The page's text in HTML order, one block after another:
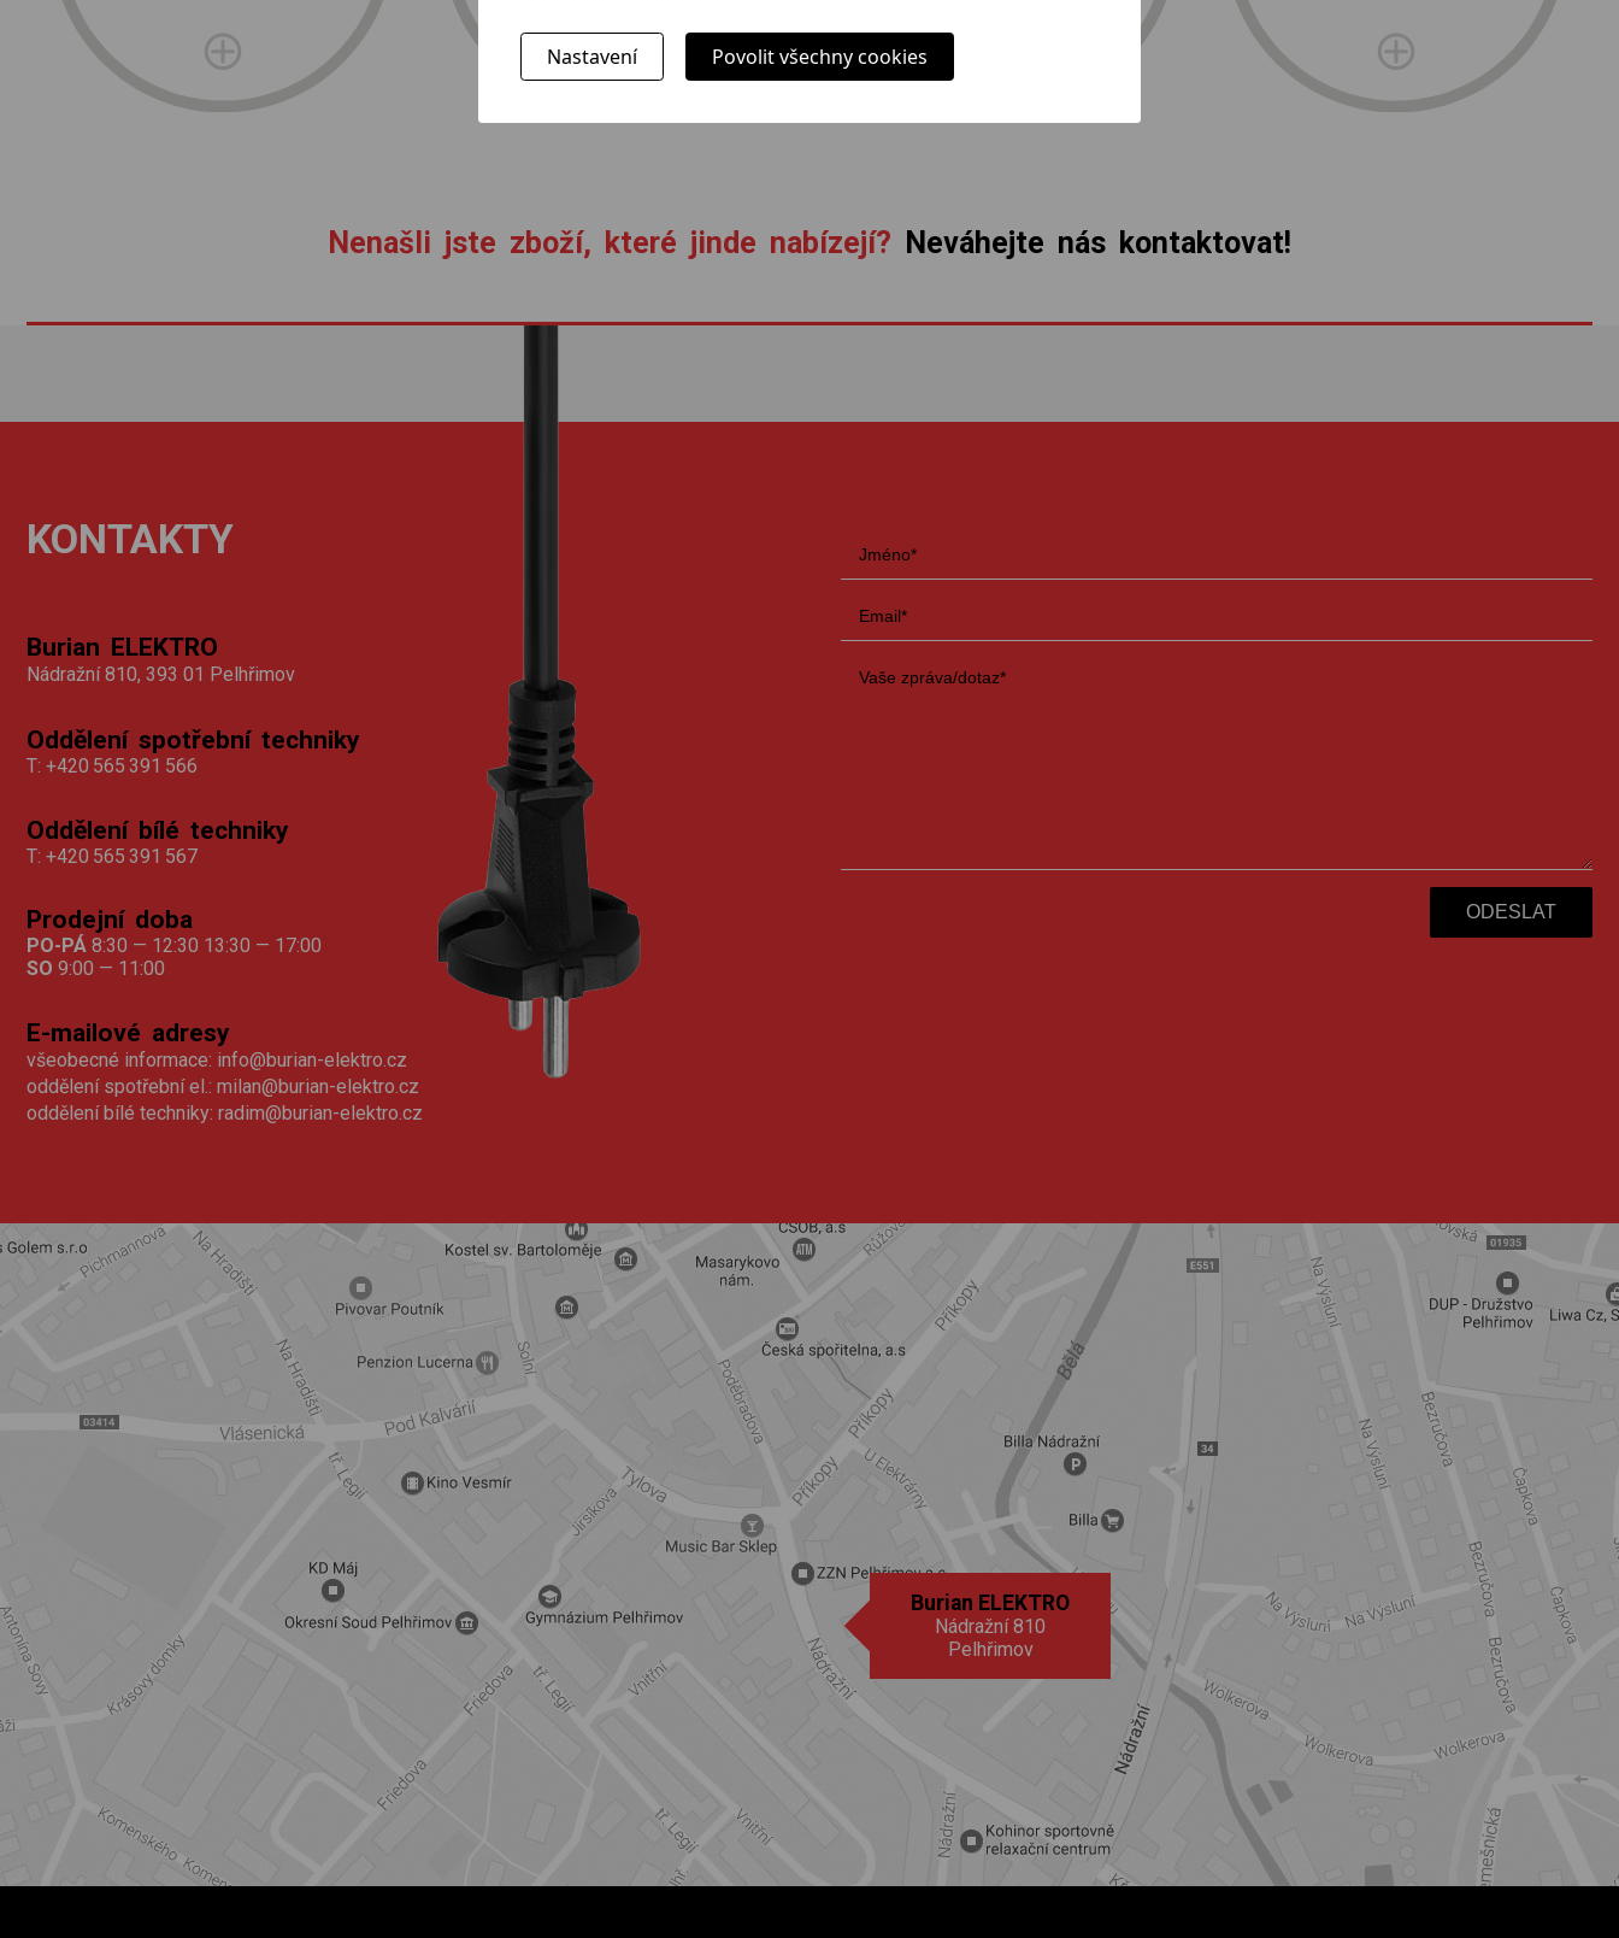
Nenašli jste zboží, které jinde nabízejí? Neváhejte nás kontaktovat!
KONTAKTY
Burian ELEKTRO
Nádražní 810, 393 01 Pelhřimov
Oddělení spotřební techniky
T: +420 565 391 566
Oddělení bílé techniky
T: +420 565 391 567
Prodejní doba
PO-PÁ 8:30 — 12:30 13:30 — 17:00
SO 9:00 — 11:00
E-mailové adresy
všeobecné informace: info@burian-elektro.cz
oddělení spotřební el.: milan@burian-elektro.cz
oddělení bílé techniky: radim@burian-elektro.cz
Burian ELEKTRO
Nádražní 810
Pelhřimov
Nastavení Povolit všechny cookies